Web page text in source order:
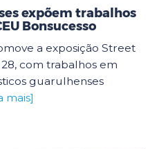
expõem trabalhos
Bonsucesso
a exposição Street
com trabalhos em
guarulhenses
mais]